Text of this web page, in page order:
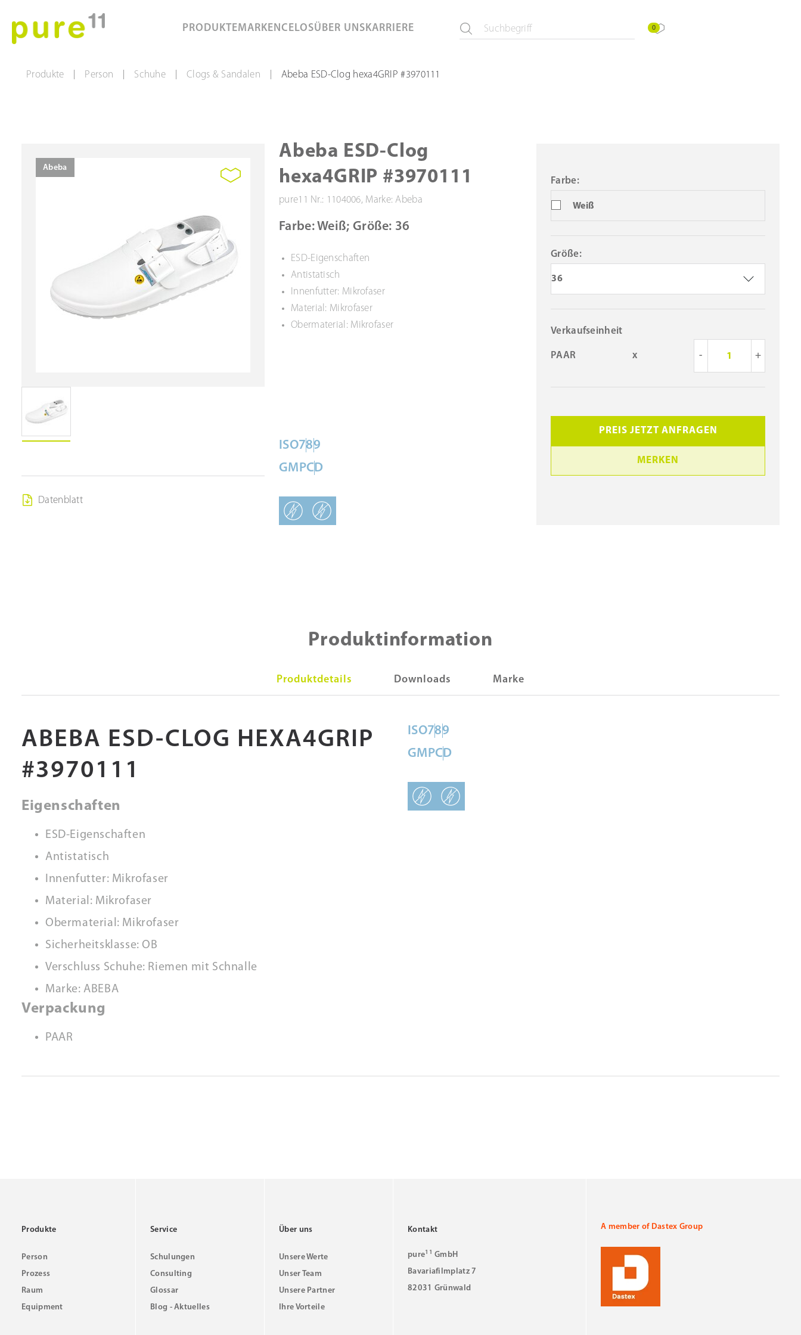
PRODUKTEMARKENCELOSÜBER UNS KARRIERE 0
Produkte Person Schuhe Clogs & Sandalen Abeba ESD-Clog hexa4GRIP #3970111
Abeba
Datenblatt
Abeba ESD-Clog
hexa4GRIP #3970111
pure11 Nr.: 1104006, Marke: Abeba
Farbe: Weiß; Größe: 36
ESD-Eigenschaften
Antistatisch
Innenfutter: Mikrofaser
Material: Mikrofaser
Obermaterial: Mikrofaser
ISO789
GMPCD
Weiß
Farbe:
36
Größe:
Verkaufseinheit
PAAR x - +
PREIS JETZT ANFRAGEN
MERKEN
Produktinformation
Produktdetails Downloads Marke
ABEBA ESD-CLOG HEXA4GRIP
#3970111
Eigenschaften
ESD-Eigenschaften
Antistatisch
Innenfutter: Mikrofaser
Material: Mikrofaser
Obermaterial: Mikrofaser
Sicherheitsklasse: OB
Verschluss Schuhe: Riemen mit Schnalle
Marke: ABEBA
Verpackung
PAAR
ISO789
GMPCD
Produkte
Person
Prozess
Raum
Equipment
Service
Schulungen
Consulting
Glossar
Blog - Aktuelles
Über uns
Unsere Werte
Unser Team
Unsere Partner
Ihre Vorteile
Kontakt
pure11 GmbH
Bavariafilmplatz 7
82031 Grünwald
A member of Dastex Group